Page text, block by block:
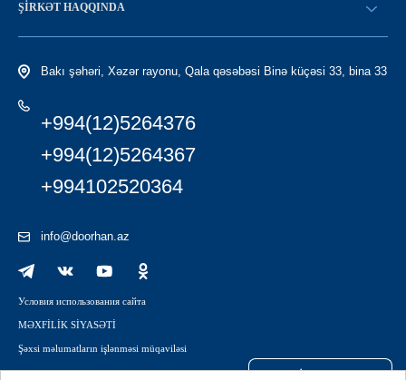
LC-yə giriş
ŞIRKƏT HAQQINDA
Tariximiz
Bakı şəhəri, Xəzər rayonu, Qala qəsəbəsi Binə küçəsi 33, bina 33
+994(12)5264376
+994(12)5264367
+994102520364
info@doorhan.az
Условия использования сайта
MƏXFİLİK SİYASƏTİ
Şəxsi məlumatların işlənməsi müqaviləsi